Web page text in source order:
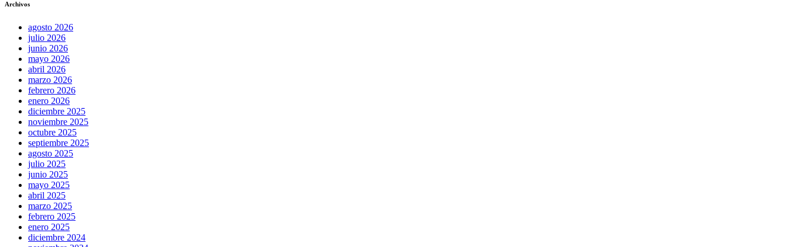
Archivos
agosto 2026
julio 2026
junio 2026
mayo 2026
abril 2026
marzo 2026
febrero 2026
enero 2026
diciembre 2025
noviembre 2025
octubre 2025
septiembre 2025
agosto 2025
julio 2025
junio 2025
mayo 2025
abril 2025
marzo 2025
febrero 2025
enero 2025
diciembre 2024